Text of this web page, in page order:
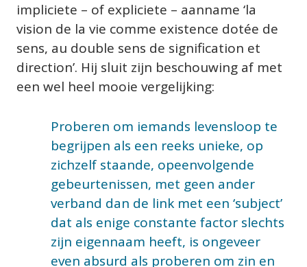
impliciete – of expliciete – aanname ‘la
vision de la vie comme existence dotée de
sens, au double sens de signification et
direction’. Hij sluit zijn beschouwing af met
een wel heel mooie vergelijking:
Proberen om iemands levensloop te
begrijpen als een reeks unieke, op
zichzelf staande, opeenvolgende
gebeurtenissen, met geen ander
verband dan de link met een ‘subject’
dat als enige constante factor slechts
zijn eigennaam heeft, is ongeveer
even absurd als proberen om zin en